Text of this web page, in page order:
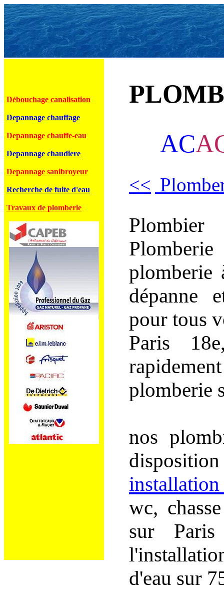
Débouchage canalisation
Depannage chauffage
Depannage chauffe-eau
Depannage chaudiere
Depannage sanibroyeur
Recherche de fuite d'eau
Travaux de plomberie
AC
<<
plomberie
dépanne
pour tous
Paris
plomberie
nos
wc,
sur
d'eau sur